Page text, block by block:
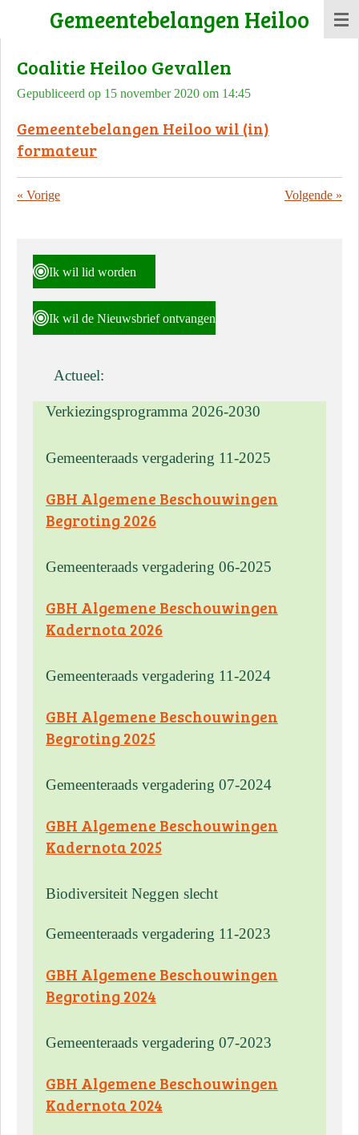
naar
Gemeentebelangen Heiloo
Coalitie Heiloo Gevallen
Gepubliceerd op 15 november 2020 om 14:45
Gemeentebelangen Heiloo wil (in)
formateur
« Vorige Volgende »
Ik wil lid worden
Ik wil de Nieuwsbrief ontvangen
Actueel:
Verkiezingsprogramma 2026-2030
Gemeenteraads vergadering 11-2025
GBH Algemene Beschouwingen
Begroting 2026
Gemeenteraads vergadering 06-2025
GBH Algemene Beschouwingen
Kadernota 2026
Gemeenteraads vergadering 11-2024
GBH Algemene Beschouwingen
Begroting 2025
Gemeenteraads vergadering 07-2024
GBH Algemene Beschouwingen
Kadernota 2025
Biodiversiteit Neggen slecht
Gemeenteraads vergadering 11-2023
GBH Algemene Beschouwingen
Begroting 2024
Gemeenteraads vergadering 07-2023
GBH Algemene Beschouwingen
Kadernota 2024